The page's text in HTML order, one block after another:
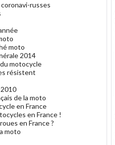
russes
moto
2014
motocycle
résistent
de la moto
en France
en France !
en France ?
moto